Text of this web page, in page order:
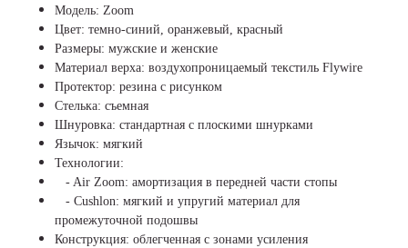
Модель: Zoom
Цвет: темно-синий, оранжевый, красный
Размеры: мужские и женские
Материал верха: воздухопроницаемый текстиль Flywire
Протектор: резина с рисунком
Стелька: съемная
Шнуровка: стандартная с плоскими шнурками
Язычок: мягкий
Технологии:
- Air Zoom: амортизация в передней части стопы
- Cushlon: мягкий и упругий материал для
промежуточной подошвы
Конструкция: облегченная с зонами усиления